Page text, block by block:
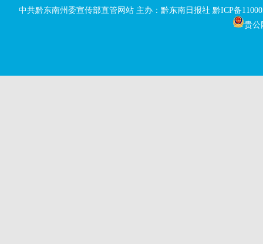
中共黔东南州委宣传部直管网站 主办：黔东南日报社 黔ICP备
贵公